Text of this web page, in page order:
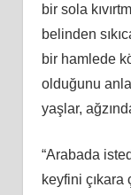
bir sola
belinden
bir hamlede
olduğunu
yaşlar,
“Arabada
keyfini çıkara